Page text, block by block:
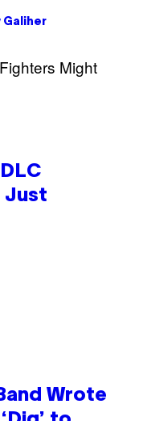
Galiher
Just
Wrote